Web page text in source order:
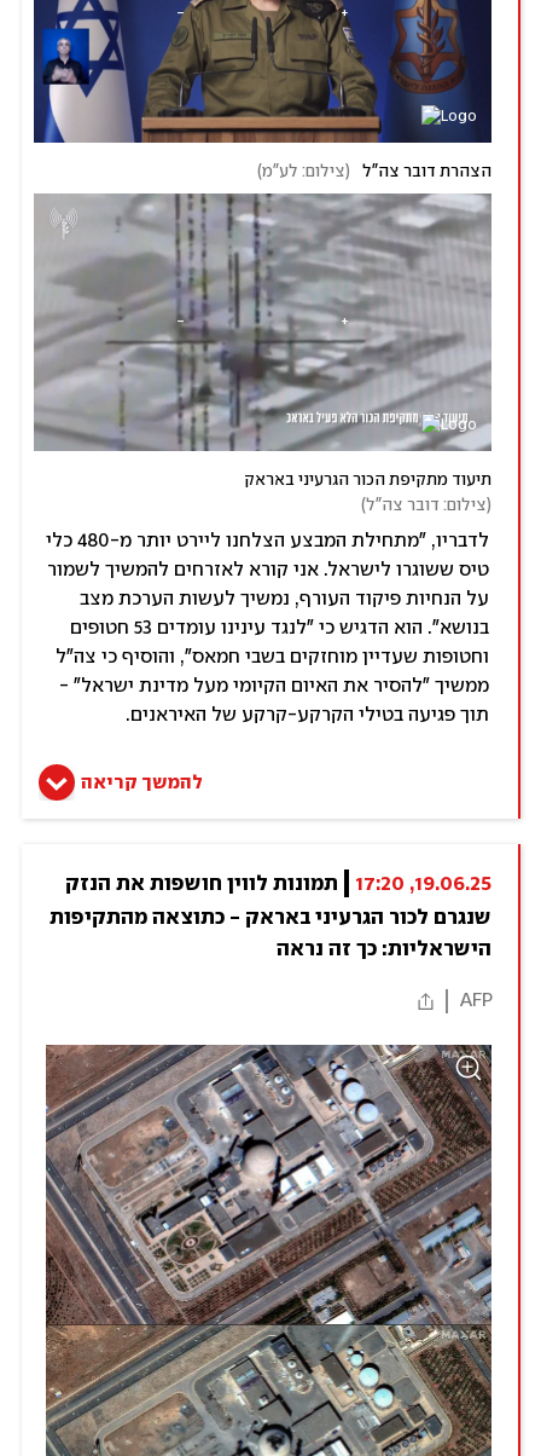
הצהרת דובר צה"ל (צילום: לע"מ)
תיעוד מתקיפת הכור הגרעיני באראק
(צילום: דובר צה"ל)
לדבריו, "מתחילת המבצע הצלחנו ליירט יותר מ-480 כלי
טיס ששוגרו לישראל. אני קורא לאזרחים להמשיך לשמור
על הנחיות פיקוד העורף, נמשיך לעשות הערכת מצב
בנושא". הוא הדגיש כי "לנגד עינינו עומדים 53 חטופים
וחטופות שעדיין מוחזקים בשבי חמאס", והוסיף כי צה"ל
ממשיך "להסיר את האיום הקיומי מעל מדינת ישראל" -
תוך פגיעה בטילי הקרקע-קרקע של האיראנים.
להמשך קריאה
19.06.25, 17:20
שנגרם לכור הגרעיני באראק - כתוצאה מהתקיפות
הישראליות: כך זה נראה
AFP